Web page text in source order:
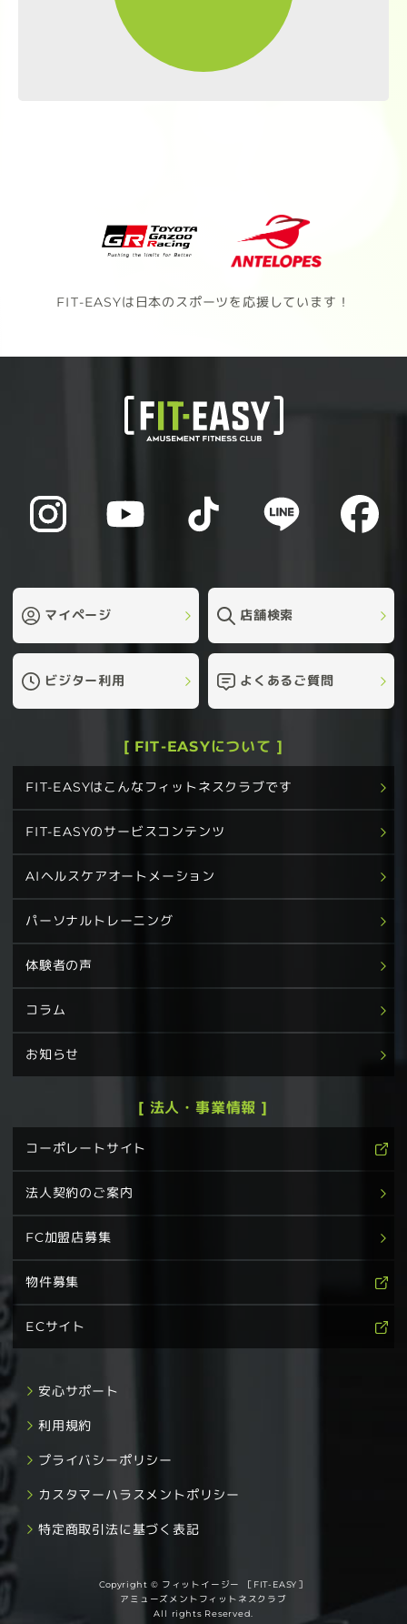
FIT-EASYは日本のスポーツを応援しています！
マイページ 店舗検索
ビジター利用 よくあるご質問
[ FIT-EASYについて ]
FIT-EASYはこんなフィットネスクラブです
FIT-EASYのサービスコンテンツ
AIヘルスケアオートメーション
パーソナルトレーニング
体験者の声
コラム
お知らせ
[ 法人・事業情報 ]
コーポレートサイト
法人契約のご案内
FC加盟店募集
物件募集
ECサイト
安心サポート
利用規約
プライバシーポリシー
カスタマーハラスメントポリシー
特定商取引法に基づく表記
Copyright © フィットイージー ［FIT-EASY］
アミューズメントフィットネスクラブ
All rights Reserved.